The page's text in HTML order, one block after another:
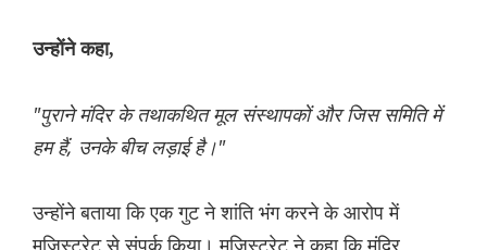
उन्होंने कहा,
"पुराने मंदिर के तथाकथित मूल संस्थापकों और जिस समिति में
हम हैं, उनके बीच लड़ाई है।"
उन्होंने बताया कि एक गुट ने शांति भंग करने के आरोप में